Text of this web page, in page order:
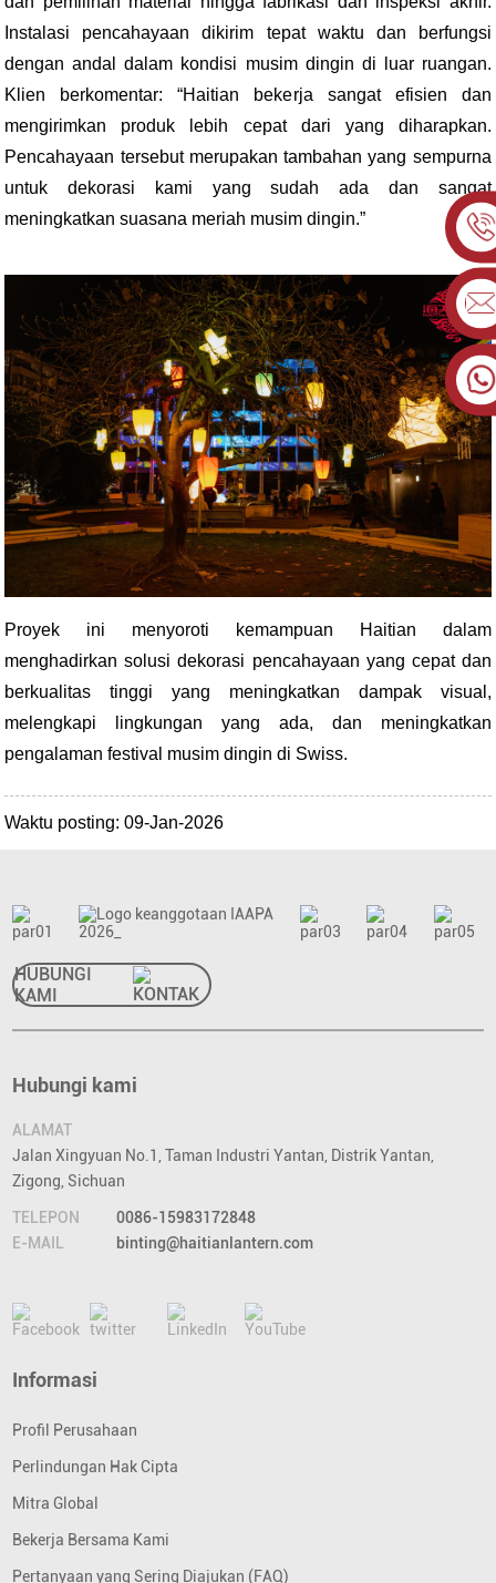
Instalasi pencahayaan dikirim tepat waktu dan berfungsi
dengan andal dalam kondisi musim dingin di luar ruangan.
Klien berkomentar: “Haitian bekerja sangat efisien dan
mengirimkan produk lebih cepat dari yang diharapkan.
Pencahayaan tersebut merupakan tambahan yang sempurna
untuk dekorasi kami yang sudah ada dan sangat
meningkatkan suasana meriah musim dingin.”
Proyek ini menyoroti kemampuan Haitian dalam
menghadirkan solusi dekorasi pencahayaan yang cepat dan
berkualitas tinggi yang meningkatkan dampak visual,
melengkapi lingkungan yang ada, dan meningkatkan
pengalaman festival musim dingin di Swiss.
Waktu posting: 09-Jan-2026
HUBUNGI
KAMI
Hubungi kami
ALAMAT
Jalan Xingyuan No.1, Taman Industri Yantan, Distrik Yantan,
Zigong, Sichuan
TELEPON
0086-15983172848
E-MAIL
binting@haitianlantern.com
Informasi
Profil Perusahaan
Perlindungan Hak Cipta
Mitra Global
Bekerja Bersama Kami
Pertanyaan yang Sering Diajukan (FAQ)